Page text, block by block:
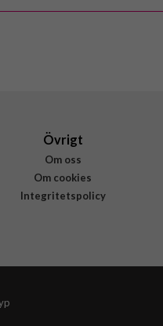
Övrigt
Om oss
Om cookies
Integritetspolicy